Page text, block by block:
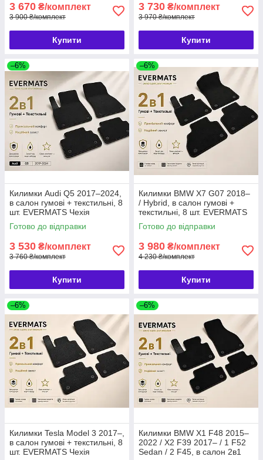
3 670 ₴/комплект
3 900 ₴/комплект
Купити
3 730 ₴/комплект
3 970 ₴/комплект
Купити
–6%
Килимки Audi Q5 2017–2024,
в салон гумові + текстильні, 8
шт. EVERMATS Чехія
(PT221224)
Готово до відправки
3 530 ₴/комплект
3 760 ₴/комплект
Купити
–6%
Килимки BMW X7 G07 2018–
/ Hybrid, в салон гумові +
текстильні, 8 шт. EVERMATS
Чехія (PT222722FL)
Готово до відправки
3 980 ₴/комплект
4 230 ₴/комплект
Купити
–6%
Килимки Tesla Model 3 2017–,
в салон гумові + текстильні, 8
шт. EVERMATS Чехія
–6%
Килимки BMW X1 F48 2015–
2022 / X2 F39 2017– / 1 F52
Sedan / 2 F45, в салон 2в1